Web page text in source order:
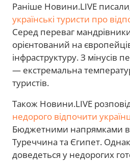
Раніше Новини.LIVE
українські туристи про
Серед переваг
орієнтований на
інфраструктуру. З мінусів
— екстремальна
туристів.
Також Новини.LIVE
недорого відпочити
Бюджетними напрямками
Туреччина та Єгипет.
доведеться у недорогих